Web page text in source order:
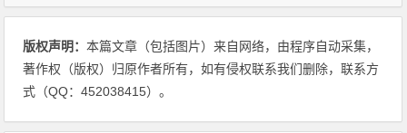
版权声明：本篇文章（包括图片）来自网络，由程序自动采集，
著作权（版权）归原作者所有，如有侵权联系我们删除，联系方
式（QQ：452038415）。